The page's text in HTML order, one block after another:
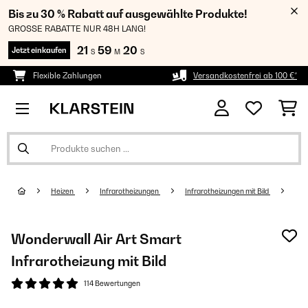
Bis zu 30 % Rabatt auf ausgewählte Produkte!
GROSSE RABATTE NUR 48H LANG!
Jetzt einkaufen 21 S 59 M 20 S
Flexible Zahlungen Versandkostenfrei ab 100 €*
Heizen Infrarotheizungen Infrarotheizungen mit Bild
Wonderwall Air Art Smart
Infrarotheizung mit Bild
114 Bewertungen